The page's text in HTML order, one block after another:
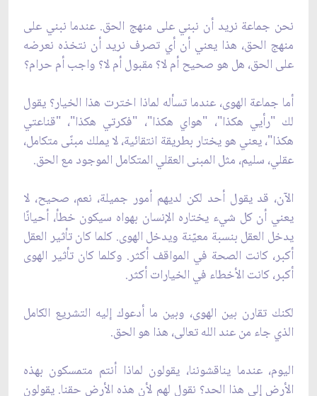
نحن جماعة نريد أن نبني على منهج الحق. عندما نبني على
منهج الحق، هذا يعني أن أي تصرف نريد أن نتخذه نعرضه
على الحق، هل هو صحيح أم لا؟ مقبول أم لا؟ واجب أم حرام؟
أما جماعة الهوى، عندما تسأله لماذا اخترت هذا الخيار؟ يقول
لك "رأيي هكذا"، "هواي هكذا"، "فكرتي هكذا"، "قناعتي
هكذا"، يعني هو يختار بطريقة انتقائية، لا يملك مبنًى متكامل،
عقلي، سليم، مثل المبنى العقلي المتكامل الموجود مع الحق.
الآن، قد يقول أحد لكن لديهم أمور جميلة، نعم، صحيح، لا
يعني أن كل شيء يختاره الإنسان بهواه سيكون خطأ، أحيانًا
يدخل العقل بنسبة معيّنة ويدخل الهوى. كلما كان تأثير العقل
أكبر، كانت الصحة في المواقف أكثر. وكلما كان تأثير الهوى
أكبر، كانت الأخطاء في الخيارات أكثر.
لكنك تقارن بين الهوى، وبين ما أدعوك إليه التشريع الكامل
الذي جاء من عند الله تعالى، هذا هو الحق.
اليوم، عندما يناقشوننا، يقولون لماذا أنتم متمسكون بهذه
الأرض إلى هذا الحد؟ نقول لهم لأن هذه الأرض حقنا. يقولون